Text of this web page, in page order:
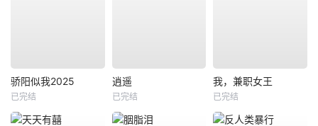
骄阳似我2025
已完结
逍遥
已完结
我，兼职女王
已完结